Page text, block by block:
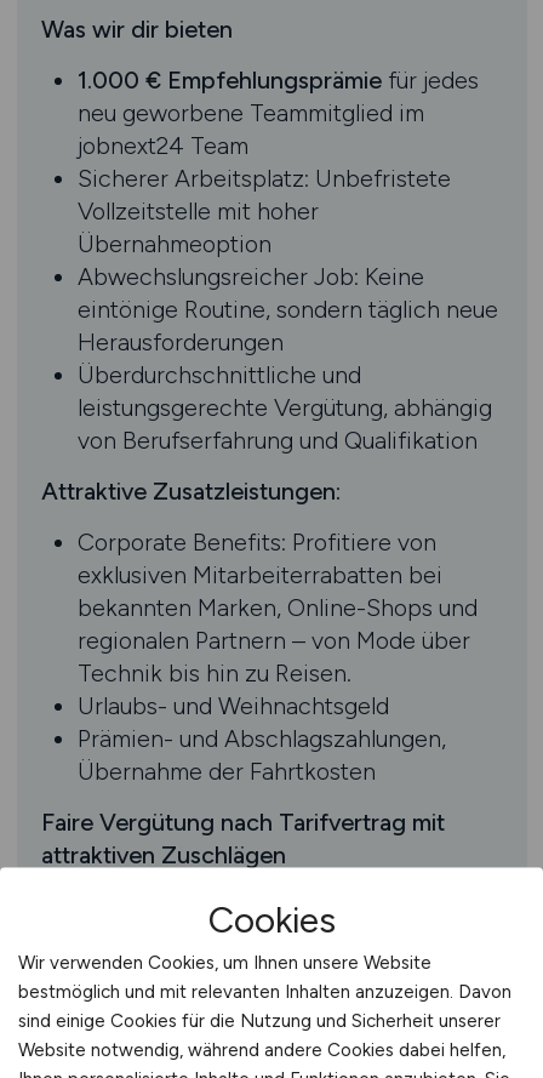
Was wir dir bieten
1.000 € Empfehlungsprämiefür jedes
neu geworbene Teammitglied im
jobnext24 Team
Sicherer Arbeitsplatz: Unbefristete
Vollzeitstelle mit hoher
Übernahmeoption
Abwechslungsreicher Job: Keine
eintönige Routine, sondern täglich neue
Herausforderungen
Überdurchschnittliche und
leistungsgerechte Vergütung, abhängig
von Berufserfahrung und Qualifikation
Attraktive Zusatzleistungen:
Corporate Benefits: Profitiere von
exklusiven Mitarbeiterrabatten bei
bekannten Marken, Online-Shops und
regionalen Partnern – von Mode über
Technik bis hin zu Reisen.
Urlaubs- und Weihnachtsgeld
Prämien- und Abschlagszahlungen,
Übernahme der Fahrtkosten
Faire Vergütung nach Tarifvertrag mit
attraktiven Zuschlägen
Überstunden, +50 % für Sonntagsarbeit,
+100 % für Feiertagsarbeit)
Cookies
Wir verwenden Cookies, um Ihnen unsere Website
bestmöglich und mit relevanten Inhalten anzuzeigen. Davon
sind einige Cookies für die Nutzung und Sicherheit unserer
Website notwendig, während andere Cookies dabei helfen,